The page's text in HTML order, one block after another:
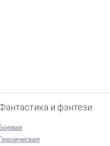
и фэнтези